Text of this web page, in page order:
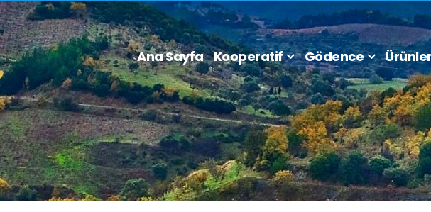
Ana Sayfa Kooperatif Gödence Ürünler